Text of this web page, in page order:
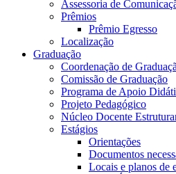
Assessoria de
Prêmios
Prêmio Egresso
Localização
Graduação
Coordenação de
Comissão de Graduação
Programa de Apoio
Projeto Pedagógico
Núcleo Docente
Estágios
Orientações
Documentos
Locais e planos de